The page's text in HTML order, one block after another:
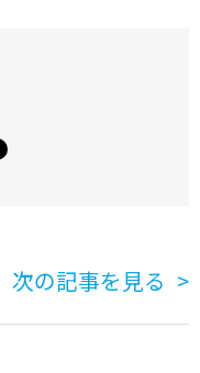
次の記事を見る